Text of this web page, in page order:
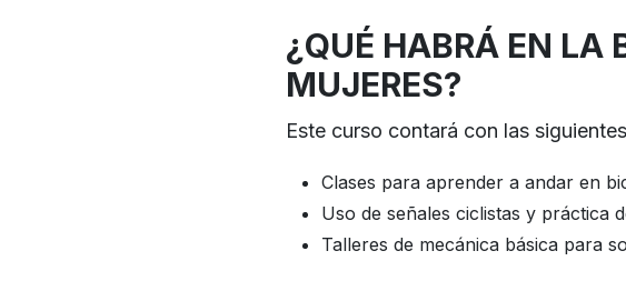
¿QUÉ HABRÁ EN LA
MUJERES?
Este curso contará con las
Clases para aprender a andar en
Uso de señales ciclistas y práctica
Talleres de mecánica básica para